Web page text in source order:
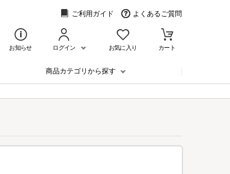
ご利用ガイド よくあるご質問
お知らせ ログイン お気に入り カート
商品カテゴリから探す